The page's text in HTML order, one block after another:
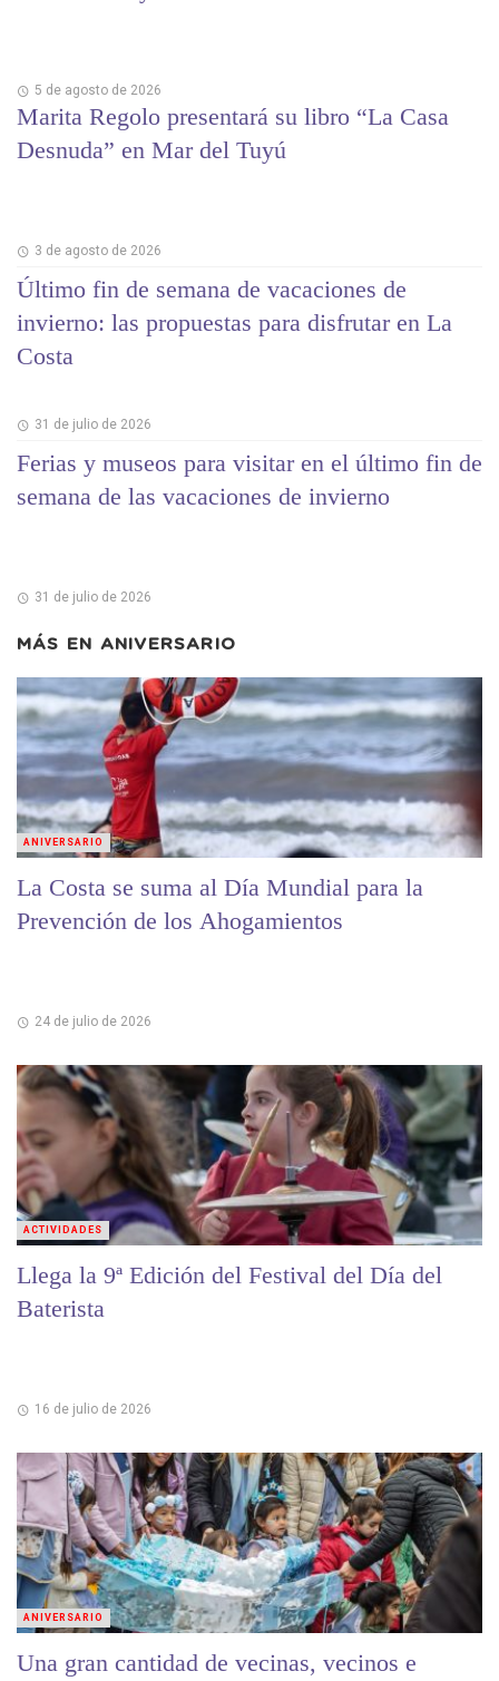
5 de agosto de 2026
Marita Regolo presentará su libro “La Casa
Desnuda” en Mar del Tuyú
3 de agosto de 2026
Último fin de semana de vacaciones de
invierno: las propuestas para disfrutar en La
Costa
31 de julio de 2026
Ferias y museos para visitar en el último fin de
semana de las vacaciones de invierno
31 de julio de 2026
MÁS EN ANIVERSARIO
La Costa se suma al Día Mundial para la
Prevención de los Ahogamientos
24 de julio de 2026
ANIVERSARIO
Llega la 9ª Edición del Festival del Día del
Baterista
16 de julio de 2026
ACTIVIDADES
Una gran cantidad de vecinas, vecinos e
ANIVERSARIO